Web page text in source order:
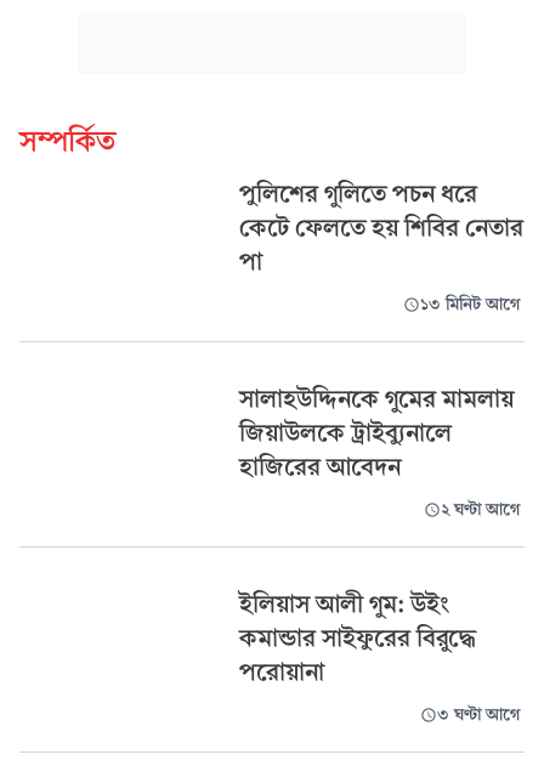
সম্পর্কিত
পুলিশের গুলিতে পচন ধরে
কেটে ফেলতে হয় শিবির নেতার
পা
১৩ মিনিট আগে
সালাহউদ্দিনকে গুমের মামলায়
জিয়াউলকে ট্রাইব্যুনালে
হাজিরের আবেদন
২ ঘণ্টা আগে
ইলিয়াস আলী গুম: উইং
কমান্ডার সাইফুরের বিরুদ্ধে
পরোয়ানা
৩ ঘণ্টা আগে